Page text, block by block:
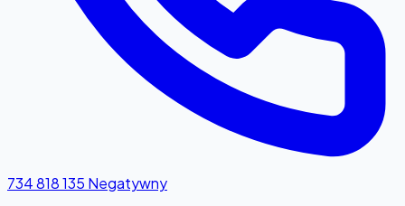
734 818 135 Negatywny